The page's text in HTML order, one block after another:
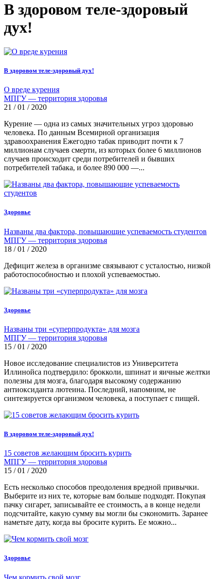
В здоровом теле-здоровый
дух!
В здоровом теле-здоровый дух!
О вреде курения
МПГУ — территория здоровья
21 / 01 / 2020
Курение — одна из самых значительных угроз здоровью
человека. По данным Всемирной организация
здравоохранения Ежегодно табак приводит почти к 7
миллионам случаев смерти, из которых более 6 миллионов
случаев происходит среди потребителей и бывших
потребителей табака, и более 890 000 —...
Здоровье
Названы два фактора, повышающие успеваемость студентов
МПГУ — территория здоровья
18 / 01 / 2020
Дефицит железа в организме связывают с усталостью, низкой
работоспособностью и плохой успеваемостью.
Здоровье
Названы три «суперпродукта» для мозга
МПГУ — территория здоровья
15 / 01 / 2020
Новое исследование специалистов из Университета
Иллинойса подтвердило: брокколи, шпинат и яичные желтки
полезны для мозга, благодаря высокому содержанию
антиоксиданта лютеина. Последний, напомним, не
синтезируется организмом человека, а поступает с пищей.
В здоровом теле-здоровый дух!
15 советов желающим бросить курить
МПГУ — территория здоровья
15 / 01 / 2020
Есть несколько способов преодоления вредной привычки.
Выберите из них те, которые вам больше подходят. Покупая
пачку сигарет, записывайте ее стоимость, а в конце недели
подсчитайте, какую сумму вы могли бы сэкономить. Заранее
наметьте дату, когда вы бросите курить. Ее можно...
Здоровье
Чем кормить свой мозг